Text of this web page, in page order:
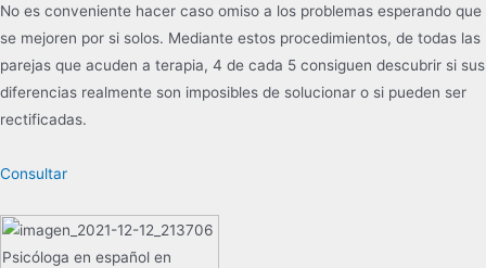
No es conveniente hacer caso omiso a los problemas esperando que
se mejoren por si solos. Mediante estos procedimientos, de todas las
parejas que acuden a terapia, 4 de cada 5 consiguen descubrir si sus
diferencias realmente son imposibles de solucionar o si pueden ser
rectificadas.
Consultar